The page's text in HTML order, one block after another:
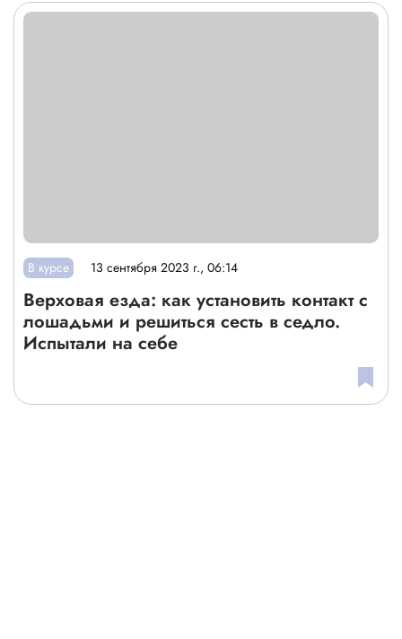
В курсе 13 сентября 2023 г., 06:14
Верховая езда: как установить контакт с
лошадьми и решиться сесть в седло.
Испытали на себе